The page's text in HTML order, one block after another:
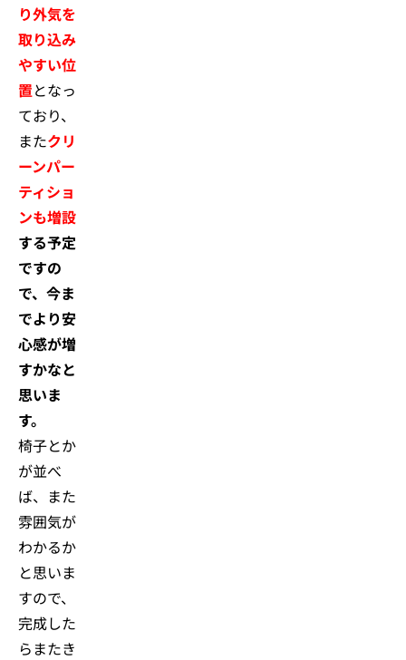
り外気を
取り込み
やすい位
置となっ
ており、
またクリ
ーンパー
ティショ
ンも増設
する予定
ですの
で、今ま
でより安
心感が増
すかなと
思いま
す。
椅子とか
が並べ
ば、また
雰囲気が
わかるか
と思いま
すので、
完成した
らまたき